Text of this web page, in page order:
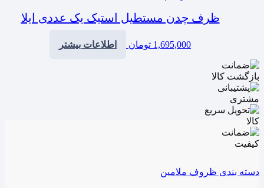
ظرف چدن مستطیل استیک یک عددی ایلا
1,695,000 تومان اطلاعات بیشتر
دسته بندی ظروف ملامین